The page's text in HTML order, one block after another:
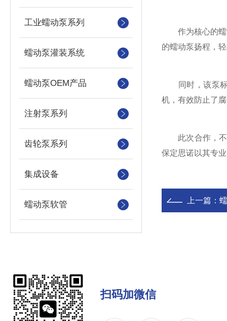
工业蠕动泵系列
蠕动泵灌装系统
蠕动泵OEM产品
注射泵系列
齿轮泵系列
集成设备
蠕动泵软管
作为核心的蠕动
的蠕动泵扬程，
同时，该泵标
机，有效防止了
此次合作，不
保定思诺以其专
上一篇：
扫码加微信